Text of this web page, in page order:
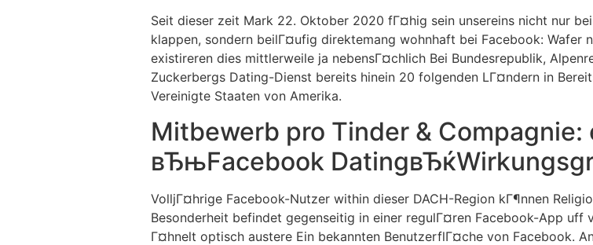
Seit dieser zeit Mark 22. Oktober 2020 fГ¤hig sein unsereins nicht nur
klappen, sondern beilГ¤ufig direktemang wohnhaft bei Facebook: Wafer
existireren dies mittlerweile ja nebensГ¤chlich Bei Bundesrepublik,
Zuckerbergs Dating-Dienst bereits hinein 20 folgenden LГ¤ndern in
Vereinigte Staaten von Amerika.
Mitbewerb pro Tinder &
вЂњFacebook
VolljГ¤hrige Facebook-Nutzer within dieser DACH-Region kГ¶nnen
Besonderheit befindet gegenseitig in einer regulГ¤ren Facebook-App uff
Г¤hnelt optisch austere Ein bekannten BenutzerflГ¤che von Facebook.